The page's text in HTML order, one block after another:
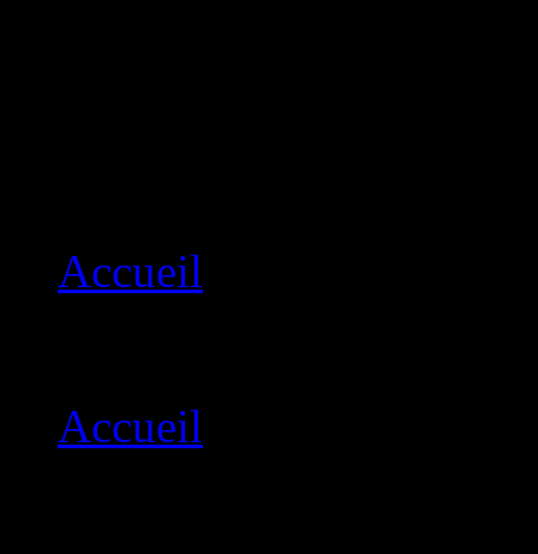
Accueil
Accueil